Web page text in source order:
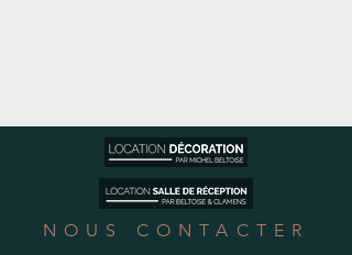
NOUS CONTACTER